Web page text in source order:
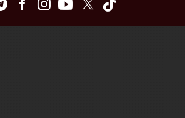
TelegramFacebookInstagramYoutubeTwitter